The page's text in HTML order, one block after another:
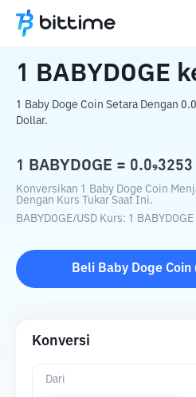
Beranda Konverter Kripto
1 BABYDOGE
1 Baby Doge Coin Setara Dengan
Dollar.
1 BABYDOGE = 0.0₉3253
Konversikan 1 Baby Doge Coin
Dengan Kurs Tukar Saat Ini.
BABYDOGE/USD Kurs: 1 BABYDOGE
Beli Baby Doge Coin
Konversi
Dari